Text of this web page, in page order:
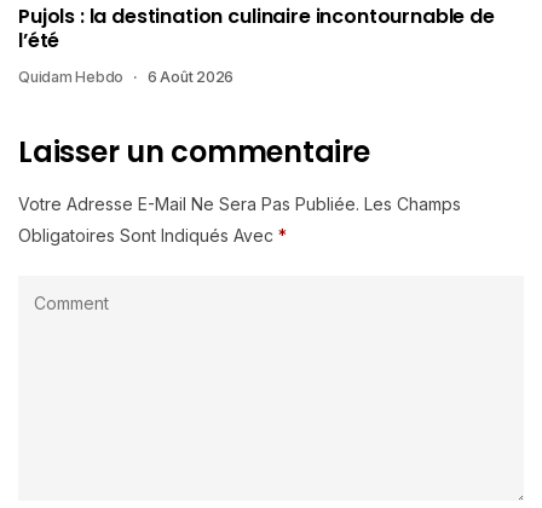
Pujols : la destination culinaire incontournable de
l’été
Quidam Hebdo 6 Août 2026
Laisser un commentaire
Votre Adresse E-Mail Ne Sera Pas Publiée. Les Champs
Obligatoires Sont Indiqués Avec *